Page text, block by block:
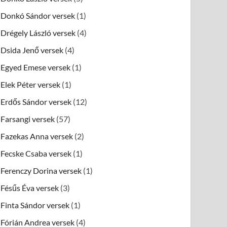
Donkó Sándor versek (1)
Drégely László versek (4)
Dsida Jenő versek (4)
Egyed Emese versek (1)
Elek Péter versek (1)
Erdős Sándor versek (12)
Farsangi versek (57)
Fazekas Anna versek (2)
Fecske Csaba versek (1)
Ferenczy Dorina versek (1)
Fésűs Éva versek (3)
Finta Sándor versek (1)
Fórián Andrea versek (4)